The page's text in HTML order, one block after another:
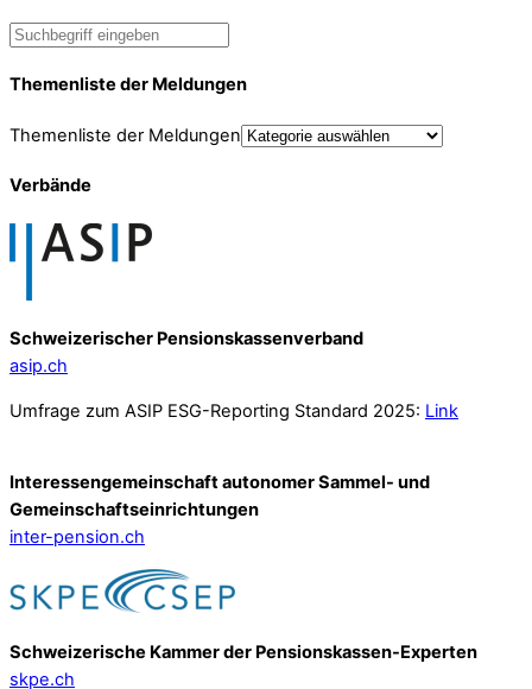
Themenliste der Meldungen
Themenliste der Meldungen
Verbände
Schweizerischer Pensionskassenverband
asip.ch
Umfrage zum ASIP ESG-Reporting Standard 2025: Link
Interessengemeinschaft autonomer Sammel- und
Gemeinschafts­einrichtungen
inter-pension.ch
Schweizerische Kammer der Pensionskassen-Experten
skpe.ch